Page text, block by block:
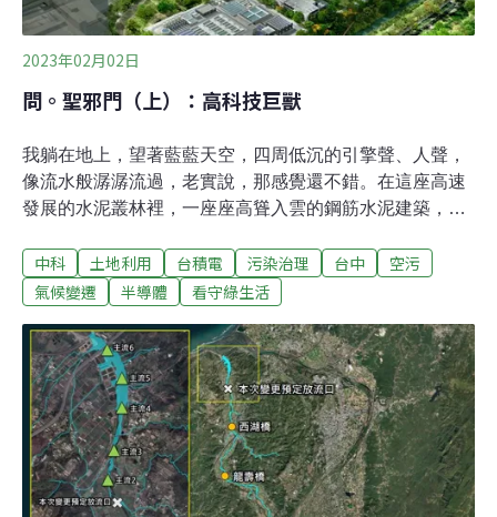
亮亮、叮叮噹噹的東西所發出的耀眼光芒、震耳聲響，遮
蔽我們的眼睛、霸佔我們的雙耳。他們對著那些還有一絲
清
2023年02月02日
問。聖邪門（上）：高科技巨獸
我躺在地上，望著藍藍天空，四周低沉的引擎聲、人聲，
像流水般潺潺流過，老實說，那感覺還不錯。在這座高速
發展的水泥叢林裡，一座座高聳入雲的鋼筋水泥建築，封
個井底蛙般。曾有個精通動植物與原住民文史地理的生態
學者跟我說，許多人崇拜水泥，把堅固的鋼筋水泥建築、
地，則是一文不值。在他們眼中，水泥實可封聖，稱之為
「Saint Cement」，並不為過。Saint Cement，意譯聖水
泥，音譯聖邪門。聖邪門，這名詞好像也可拿來形容許多
受到人們崇拜、卻帶著邪門的玩意兒，真是有點邪門。我
和一群朋友躺在一棟由聖邪門混合著砂石兄弟、水精靈，
穿插著鋼鐵英雄打造而成的建築物前的地面上，望著藍藍
天空，心情本應義憤填膺，但躺平看著天，那感覺真的還
中科 土地利用 台積電 污染治理 台中
空污
氣候變遷
半導體 看守綠生活